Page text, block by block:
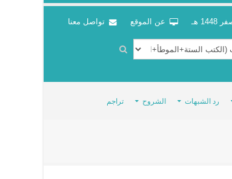
عن الموقع تواصل معنا
رد الشبهات الشروح تراجم